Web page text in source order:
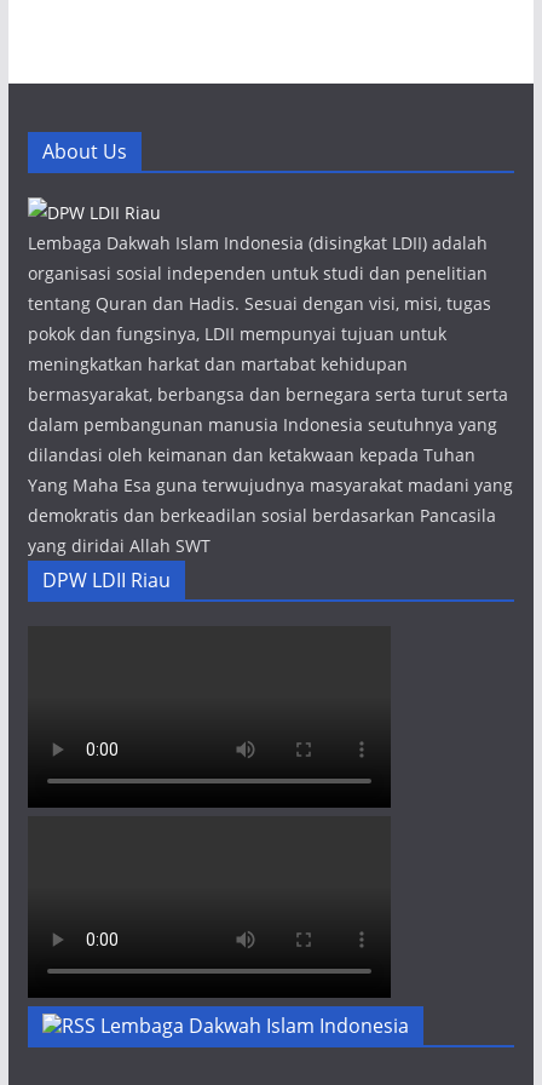
About Us
Lembaga Dakwah Islam Indonesia (disingkat LDII) adalah
organisasi sosial independen untuk studi dan penelitian
tentang Quran dan Hadis. Sesuai dengan visi, misi, tugas
pokok dan fungsinya, LDII mempunyai tujuan untuk
meningkatkan harkat dan martabat kehidupan
bermasyarakat, berbangsa dan bernegara serta turut serta
dalam pembangunan manusia Indonesia seutuhnya yang
dilandasi oleh keimanan dan ketakwaan kepada Tuhan
Yang Maha Esa guna terwujudnya masyarakat madani yang
demokratis dan berkeadilan sosial berdasarkan Pancasila
yang diridai Allah SWT
DPW LDII Riau
Lembaga Dakwah Islam Indonesia